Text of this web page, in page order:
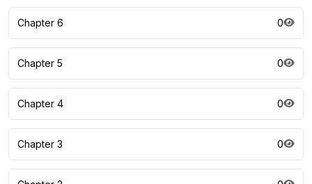
Chapter 6 0
Chapter 5 0
Chapter 4 0
Chapter 3 0